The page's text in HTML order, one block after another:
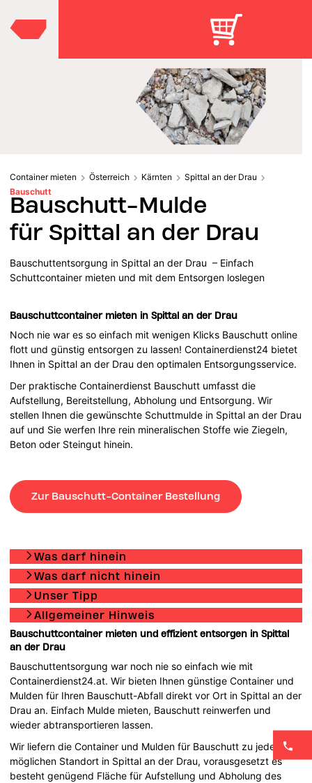
Container mieten Österreich Kärnten
Spittal an der Drau
Bauschutt
Bauschutt-Mulde
für Spittal an der Drau
Bauschuttentsorgung in Spittal an der Drau – Einfach
Schuttcontainer mieten und mit dem Entsorgen loslegen
Bauschuttcontainer mieten in Spittal an der Drau
Noch nie war es so einfach mit wenigen Klicks Bauschutt online
flott und günstig entsorgen zu lassen! Containerdienst24 bietet
Ihnen in Spittal an der Drau den optimalen Entsorgungsservice.
Der praktische Containerdienst Bauschutt umfasst die
Aufstellung, Bereitstellung, Abholung und Entsorgung. Wir
stellen Ihnen die gewünschte Schuttmulde in Spittal an der Drau
auf und Sie werfen Ihre rein mineralischen Stoffe wie Ziegeln,
Beton oder Steingut hinein.
Zur Bauschutt-Container Bestellung
Was darf hinein
Was darf nicht hinein
Unser Tipp
Allgemeiner Hinweis
Bauschuttcontainer mieten und effizient entsorgen in Spittal
an der Drau
Bauschuttentsorgung war noch nie so einfach wie mit
Containerdienst24.at. Wir bieten Ihnen günstige Container und
Mulden für Ihren Bauschutt-Abfall direkt vor Ort in Spittal an der
Drau an. Einfach Mulde mieten, Bauschutt reinwerfen und
wieder abtransportieren lassen.
Wir liefern die Container und Mulden für Bauschutt zu jedem
möglichen Standort in Spittal an der Drau, vorausgesetzt es
besteht genügend Fläche für Aufstellung und Abholung des